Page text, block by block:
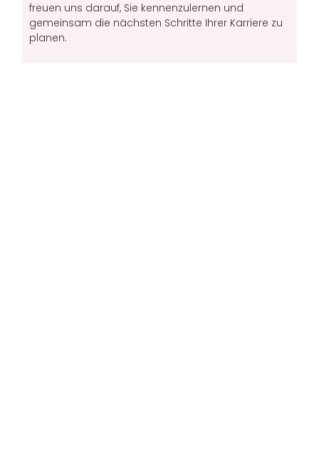
freuen uns darauf, Sie kennenzulernen und
gemeinsam die nächsten Schritte Ihrer Karriere zu
planen.